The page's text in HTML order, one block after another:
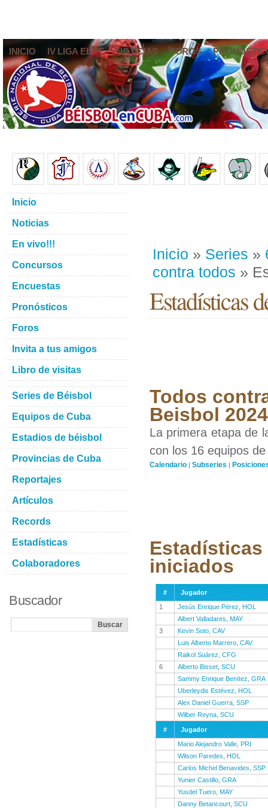
INICIO IV LIGA ELITE NOTICIAS FOROS
Inicio » Series »
contra todos »
Estadísticas
Todos
Beisbol 2024
La primera etapa de
con los 16 equipos
Calendario | Subseries |
iniciados
#
Jugador
1
Jesús Enrique Pérez
HOL
Albert Valladares
MAY
3
Kevin Soto CAV
Luis Alberto Marrero CAV
Raikol Suárez CFG
6
Alberto Bisset SCU
Sammy Enrique Benítez GRA
Uberleydis Estévez
HOL
Alex Daniel Guerra SSP
Wilber Reyna SCU
#
Jugador
Mario Alejandro Valle PRI
Wilson Paredes
HOL
Carlos Michel Benavides SSP
Yunier Castillo GRA
Yusdel Tuero MAY
Danny Betancourt SCU
Inicio
Noticias
En vivo!!!
Concursos
Encuestas
Pronósticos
Foros
Invita a tus amigos
Libro de visitas
Series de Béisbol
Equipos de Cuba
Estadios de béisbol
Provincias de Cuba
Reportajes
Artículos
Records
Estadísticas
Colaboradores
Buscador